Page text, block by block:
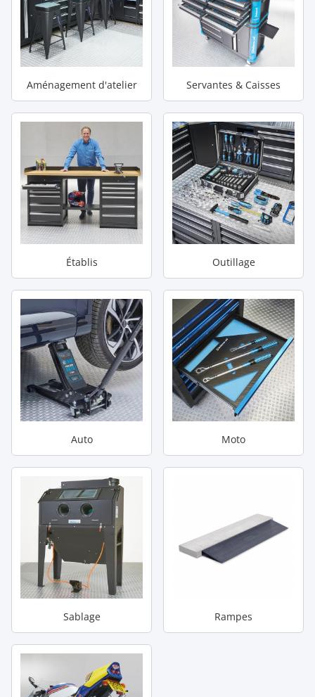
Aménagement d'atelier Servantes & Caisses
Établis Outillage
Auto Moto
Sablage Rampes